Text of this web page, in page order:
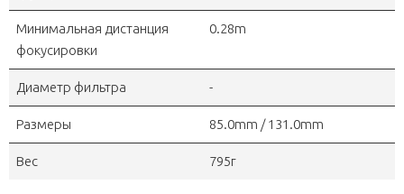
Минимальная дистанция
фокусировки
0.28m
Диаметр фильтра -
Размеры 85.0mm / 131.0mm
Вес 795г